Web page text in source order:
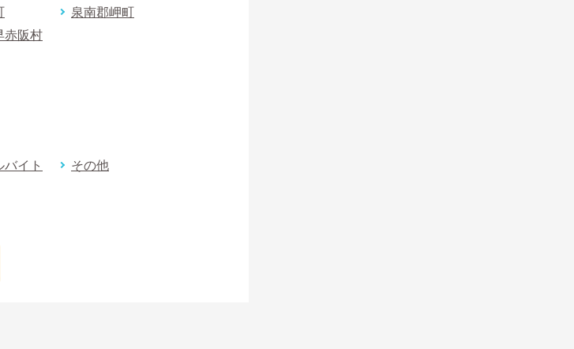
泉南郡岬町
赤阪村
イト その他